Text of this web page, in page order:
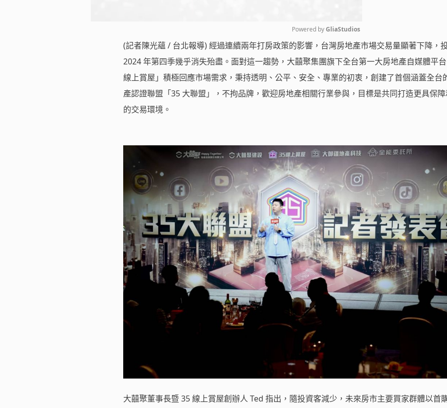
Mute
Powered by GliaStudios
(記者陳光蘊 / 台北報導) 經過連續兩年打房政策的影響，台灣房地產市場交易量顯著下降，
2024 年第四季幾乎消失殆盡。面對這一趨勢，大囍聚集團旗下全台第一大房地產自媒體平
線上賞屋」積極回應市場需求，秉持透明、公平、安全、專業的初衷，創建了首個涵蓋全台
產認證聯盟「35 大聯盟」，不拘品牌，歡迎房地產相關行業參與，目標是共同打造更具保
的交易環境。
大囍聚董事長暨 35 線上賞屋創辦人 Ted 指出，隨投資客減少，未來房市主要買家群體以首